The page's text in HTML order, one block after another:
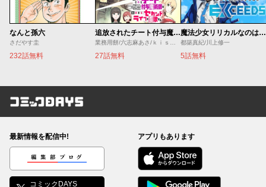
なんと孫六
さだやす圭
232話無料
追放されたチート付与魔術師は気ままなセカンドライフを謳歌する。 ～俺は武器だけじゃなく、あらゆるものに『強化ポイント』を付与できるし、俺の意思でいつでも効果を解除できるけど、残った人たち大丈夫？～
27話無料
魔法少女リリカルなのは EXCEEDS
都築真紀/川上修一
5話無料
コミックDAYS
最新情報を配信中!
編集部ブログ
コミックDAYS
アプリもあります